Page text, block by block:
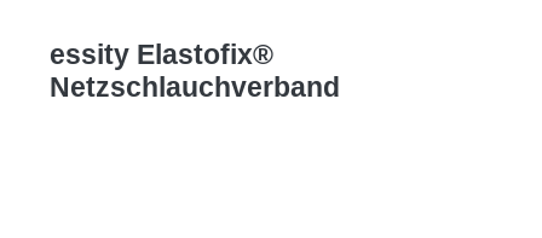
essity Elastofix®
Netzschlauchverband